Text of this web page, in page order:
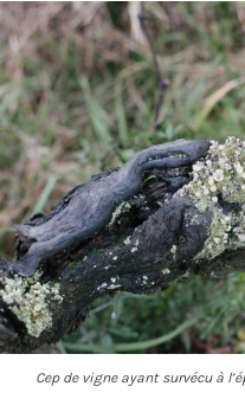
Cep de vigne ayant survécu à